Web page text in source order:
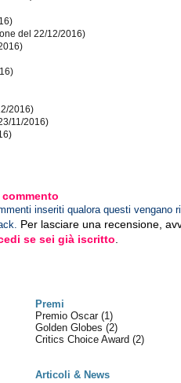
del 22/12/2016)
2016)
11/2016)
inseriti qualora questi
Per lasciare una recensione,
se sei già iscritto
Premi
Premio Oscar(1)
Golden Globes(2)
Critics Choice Award(2)
Articoli & News